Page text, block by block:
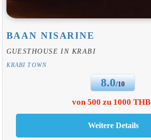
BAAN NISARINE
GUESTHOUSE IN KRABI
KRABI TOWN
8.0/10
von 500 zu 1000 THB